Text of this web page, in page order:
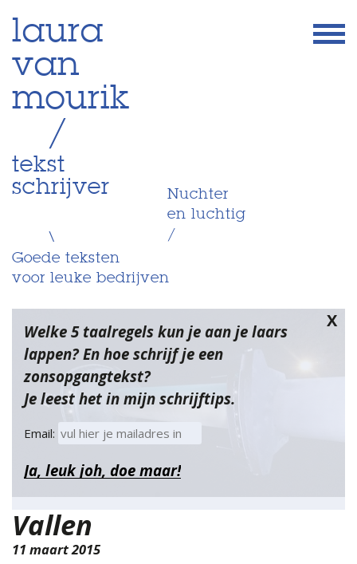
Skip
to
content
laura
van
mourik
/
tekst
schrijver
\
Nuchter
en luchtig
/
Goede teksten
voor leuke bedrijven
X
Welke 5 taalregels kun je aan je laars
lappen? En hoe schrijf je een
zonsopgangtekst?
Je leest het in mijn schrijftips.
Email:
Vallen
11 maart 2015